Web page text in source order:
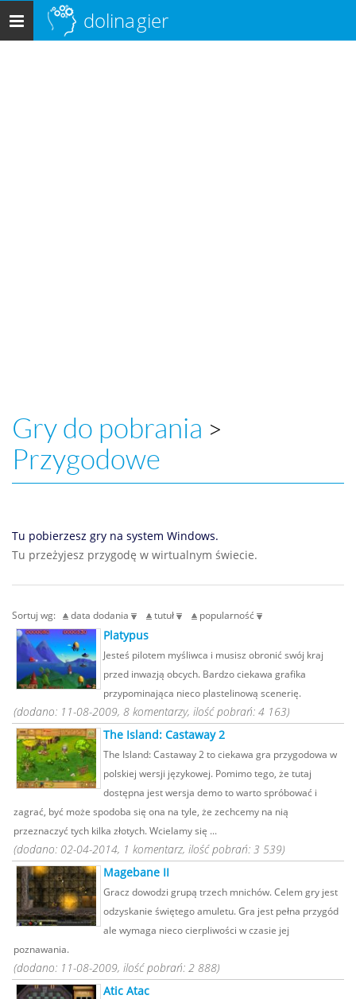
Menu
główne
dolinagier
Gry do pobrania >
Przygodowe
Tu pobierzesz gry na system Windows.
Tu przeżyjesz przygodę w wirtualnym świecie.
Sortuj wg: data dodania tutuł popularność
Platypus
Jesteś pilotem myśliwca i musisz obronić swój kraj
przed inwazją obcych. Bardzo ciekawa grafika
przypominająca nieco plastelinową scenerię.
(dodano: 11-08-2009, 8 komentarzy, ilość pobrań: 4 163)
The Island: Castaway 2
The Island: Castaway 2 to ciekawa gra przygodowa w
polskiej wersji językowej. Pomimo tego, że tutaj
dostępna jest wersja demo to warto spróbować i
zagrać, być może spodoba się ona na tyle, że zechcemy na nią
przeznaczyć tych kilka złotych. Wcielamy się ...
(dodano: 02-04-2014, 1 komentarz, ilość pobrań: 3 539)
Magebane II
Gracz dowodzi grupą trzech mnichów. Celem gry jest
odzyskanie świętego amuletu. Gra jest pełna przygód
ale wymaga nieco cierpliwości w czasie jej
poznawania.
(dodano: 11-08-2009, ilość pobrań: 2 888)
Atic Atac